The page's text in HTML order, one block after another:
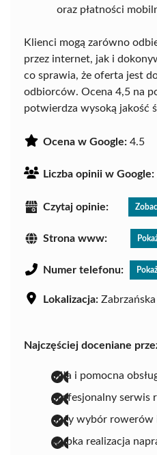
oraz płatności
Klienci mogą zarówno
przez internet, jak i
co sprawia, że oferta jest
odbiorców. Ocena 4,5 na
potwierdza wysoką jakość
Ocena w Google: 4.5
Liczba opinii w Google:
Czytaj opinie:
Strona www:
Numer telefonu:
Lokalizacja:
Najczęściej doceniane
miła i pomocna
profesjonalny serwis
duży wybór rowerów
szybka realizacja